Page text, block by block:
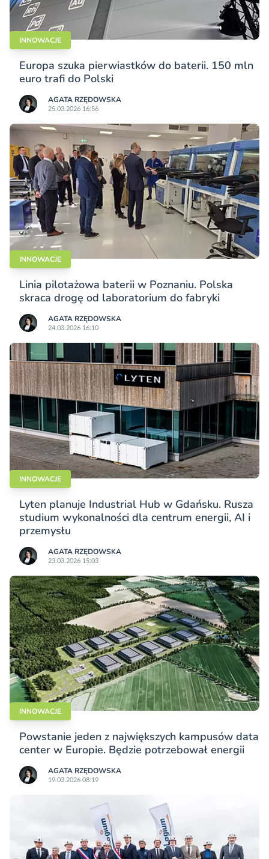
INNOWACJE
Europa szuka pierwiastków do baterii. 150 mln
euro trafi do Polski
AGATA RZĘDOWSKA
25.03.2026 16:56
INNOWACJE
Linia pilotażowa baterii w Poznaniu. Polska
skraca drogę od laboratorium do fabryki
AGATA RZĘDOWSKA
24.03.2026 16:10
INNOWACJE
Lyten planuje Industrial Hub w Gdańsku. Rusza
studium wykonalności dla centrum energii, AI i
przemysłu
AGATA RZĘDOWSKA
23.03.2026 15:03
INNOWACJE
Powstanie jeden z największych kampusów data
center w Europie. Będzie potrzebował energii
AGATA RZĘDOWSKA
19.03.2026 08:19